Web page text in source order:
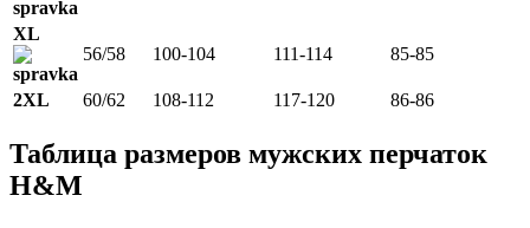
XL
56/58
100-104 111-114 85-85
2XL 60/62 108-112 117-120 86-86
Таблица размеров мужских перчаток
H&M